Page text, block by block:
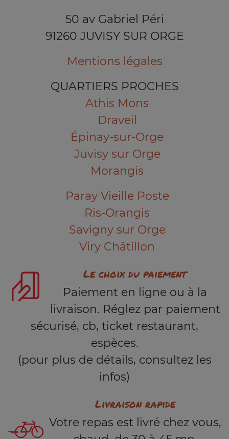
50 av Gabriel Péri
91260 JUVISY SUR ORGE
Mentions légales
QUARTIERS PROCHES
Athis Mons
Draveil
Épinay-sur-Orge
Juvisy sur Orge
Morangis
Paray Vieille Poste
Ris-Orangis
Savigny sur Orge
Viry Châtillon
Le choix du paiement
Paiement en ligne ou à la
livraison. Réglez par paiement
sécurisé, cb, ticket restaurant,
espèces.
(pour plus de détails, consultez les
infos)
Livraison rapide
Votre repas est livré chez vous,